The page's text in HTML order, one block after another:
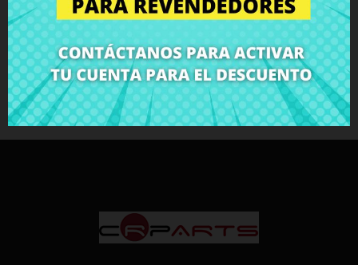
Pantallas LCD
Mostrando 1-3 de 3 articlulos